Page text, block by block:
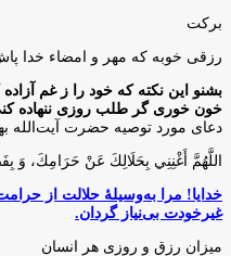
برکت
رزقی خوبه كه مهر و امضاء خدا
بشنو این نکته که خود را ز غم
خون خوری گر طلب روزی ننهاده
دعای مورد توصیه حضرت آیت‌الله
اللَّهُمَّ أَغْنِنِي بِحَلَالِكَ عَنْ حَرَامِكَ، وَ
خدایا! مرا به‌وسیلۀ حلالت از
غیرخودت بی‌نیاز گردان.
میزان رزق و روزی هر انسان